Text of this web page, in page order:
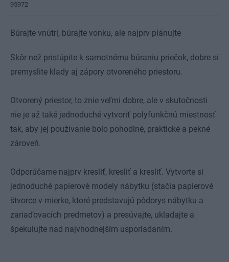
95972
Búrajte vnútri, búrajte vonku, ale najprv plánujte
Skôr než pristúpite k samotnému búraniu priečok, dobre si
premyslite klady aj zápory otvoreného priestoru.
Otvorený priestor, to znie veľmi dobre, ale v skutočnosti
nie je až také jednoduché vytvoriť polyfunkčnú miestnosť
tak, aby jej používanie bolo pohodlné, praktické a pekné
zároveň.
Odporúčame najprv kresliť, kresliť a kresliť. Vytvorte si
jednoduché papierové modely nábytku (stačia papierové
štvorce v mierke, ktoré predstavujú pôdorys nábytku a
zariaďovacích predmetov) a presúvajte, ukladajte a
špekulujte nad najvhodnejším usporiadaním.